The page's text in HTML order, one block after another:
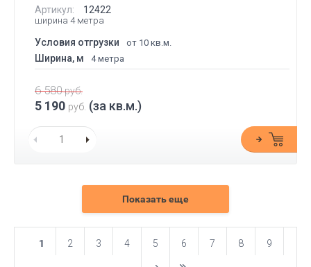
Артикул: 12422
ширина 4 метра
Условия отгрузки от 10 кв.м.
Ширина, м 4 метра
6 580руб.
5 190 руб. (за кв.м.)
Показать еще
1 2 3 4 5 6 7 8 9